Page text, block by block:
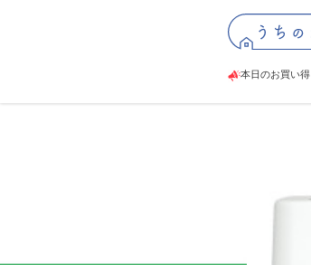
本日のお買い得